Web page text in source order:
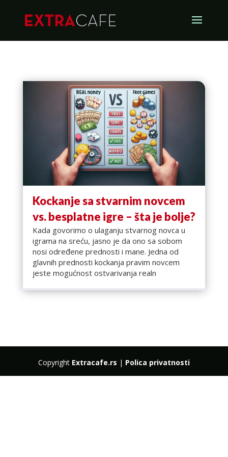
Kockanje sa stvarnim novcem
vs. besplatne igre – šta je bolje?
Kada govorimo o ulaganju stvarnog novca u
igrama na sreću, jasno je da ono sa sobom
nosi određene prednosti i mane. Jedna od
glavnih prednosti kockanja pravim novcem
jeste mogućnost ostvarivanja realn
Copyright Extracafe.rs | Polica privatnosti